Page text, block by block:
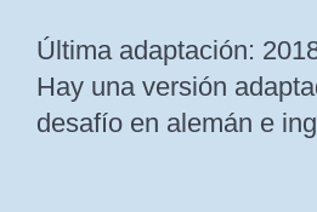
Última adaptación:
Hay una versión
desafío en alemán e